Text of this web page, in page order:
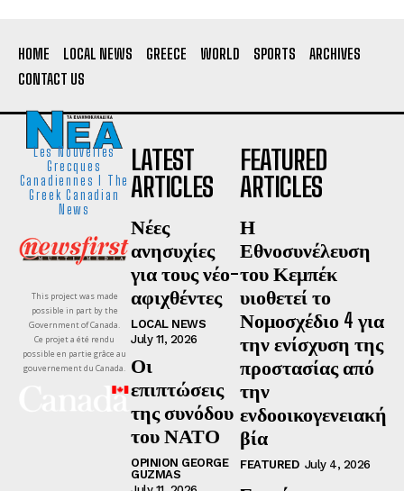
HOME LOCAL NEWS GREECE WORLD SPORTS
ARCHIVES
CONTACT US
Les Nouvelles
Grecques
Canadiennes I The
Greek Canadian
News
This project was made
possible in part by the
Government of Canada.
Ce projet a été rendu
possible en partie grâce au
gouvernement du Canada.
LATEST
ARTICLES
Νέες
ανησυχίες
για τους νέο-
αφιχθέντες
LOCAL NEWS
July 11, 2026
Οι
επιπτώσεις
της συνόδου
του ΝΑΤΟ
OPINION GEORGE
GUZMAS
FEATURED
ARTICLES
Η
Εθνοσυνέλευση
του Κεμπέκ
υιοθετεί το
Νομοσχέδιο 4 για
την ενίσχυση της
προστασίας από
την
ενδοοικογενειακή
βία
FEATURED July 4, 2026